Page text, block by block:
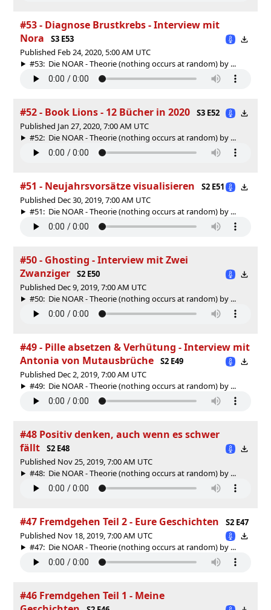
#53 - Diagnose Brustkrebs - Interview mit
Nora
S3 E53
Published Feb 24, 2020, 5:00 AM UTC
#53: Die NOAR - Theorie (nothing occurs at random) by ...
#52 - Book Lions - 12 Bücher in 2020
S3 E52
Published Jan 27, 2020, 7:00 AM UTC
#52: Die NOAR - Theorie (nothing occurs at random) by ...
#51 - Neujahrsvorsätze visualisieren
S2 E51
Published Dec 30, 2019, 7:00 AM UTC
#51: Die NOAR - Theorie (nothing occurs at random) by ...
#50 - Ghosting - Interview mit Zwei
Zwanziger
S2 E50
Published Dec 9, 2019, 7:00 AM UTC
#50: Die NOAR - Theorie (nothing occurs at random) by ...
#49 - Pille absetzen & Verhütung - Interview mit
Antonia von Mutausbrüche
S2 E49
Published Dec 2, 2019, 7:00 AM UTC
#49: Die NOAR - Theorie (nothing occurs at random) by ...
#48 Positiv denken, auch wenn es schwer
fällt
S2 E48
Published Nov 25, 2019, 7:00 AM UTC
#48: Die NOAR - Theorie (nothing occurs at random) by ...
#47 Fremdgehen Teil 2 - Eure Geschichten
S2 E47
Published Nov 18, 2019, 7:00 AM UTC
#47: Die NOAR - Theorie (nothing occurs at random) by ...
#46 Fremdgehen Teil 1 - Meine